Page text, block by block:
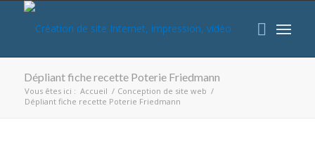
Dépliant fiche recette Poterie Friedmann
Vous êtes ici : Accueil / Conception de site web /
Dépliant fiche recette Poterie Friedmann